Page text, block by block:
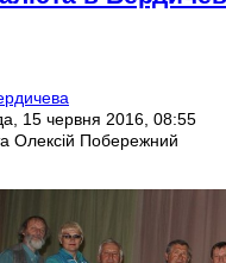
15 червня 2016, 08:55
Олексій Побережний